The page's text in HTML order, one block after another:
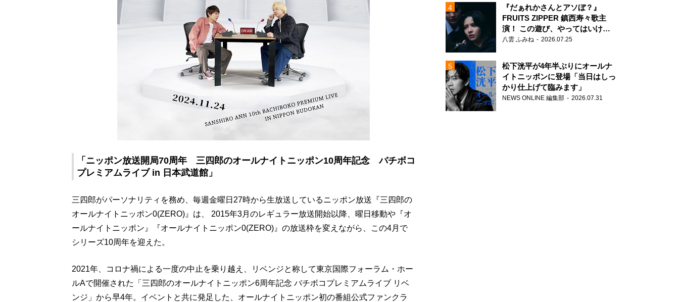
「ニッポン放送開局70周年 三四郎のオールナイトニッポン10周年記念 バチボコ
プレミアムライブ in 日本武道館」
三四郎がパーソナリティを務め、毎週金曜日27時から生放送しているニッポン放送『三四郎の
オールナイトニッポン0(ZERO)』は、 2015年3月のレギュラー放送開始以降、曜日移動や『オ
ールナイトニッポン』『オールナイトニッポン0(ZERO)』の放送枠を変えながら、この4月で
シリーズ10周年を迎えた。
2021年、コロナ禍による一度の中止を乗り越え、リベンジと称して東京国際フォーラム・ホー
ルAで開催された「三四郎のオールナイトニッポン6周年記念 バチボコプレミアムライブ リベ
ンジ」から早4年。イベントと共に発足した、オールナイトニッポン初の番組公式ファンクラ
『だぁれかさんとアソぼ？』
FRUITS ZIPPER 鎮西寿々歌主
演！ この遊び、やってはいけま
せん。
八雲 ふみね 2026.07.25
松下洸平が4年半ぶりにオールナ
イトニッポンに登場「当日はしっ
かり仕上げて臨みます」
NEWS ONLINE 編集部 2026.07.31